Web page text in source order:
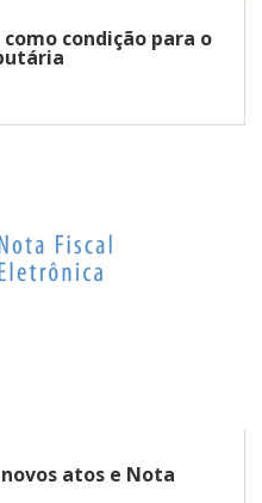
condição para o
atos e Nota